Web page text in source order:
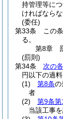
持管理等に
ければならな
(委任)
第33条
この
る。
第8章
(罰則)
第34条
次の
円以下の過料
(1)
第8条の
者
(2)
第9条第
当該工事